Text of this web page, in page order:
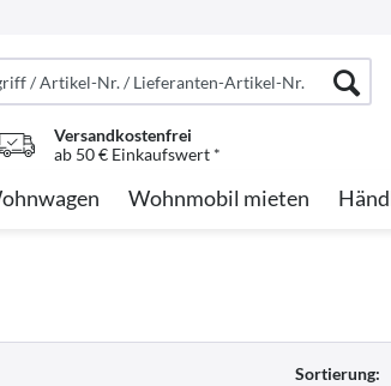
Versandkostenfrei
ab 50 € Einkaufswert *
Wohnmobil mieten
Sortierung: